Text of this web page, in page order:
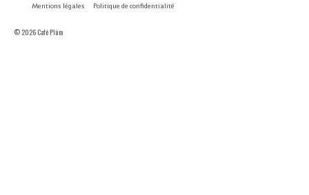
Mentions légales Politique de confidentialité
© 2026 Café Plùm